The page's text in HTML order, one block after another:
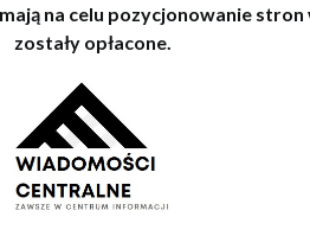
na celu pozycjonowanie
zostały opłacone.